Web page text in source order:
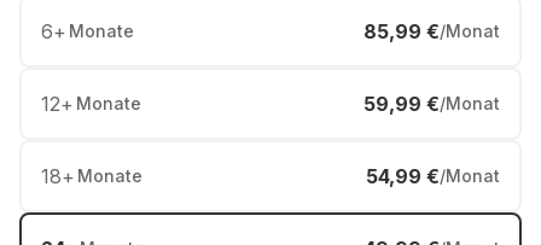
6+ Monate 85,99 €/Monat
12+ Monate 59,99 €/Monat
18+ Monate 54,99 €/Monat